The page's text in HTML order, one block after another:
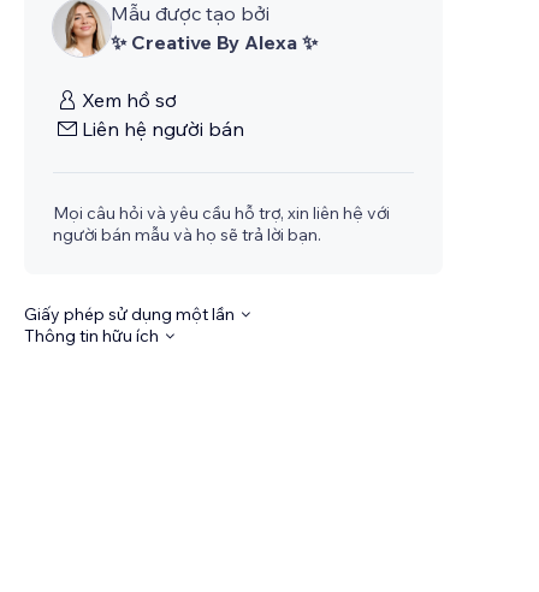
Mẫu được tạo bởi
✨ Creative By Alexa ✨
Xem hồ sơ
Liên hệ người bán
Mọi câu hỏi và yêu cầu hỗ trợ, xin liên hệ với
người bán mẫu và họ sẽ trả lời bạn.
Giấy phép sử dụng một lần
Thông tin hữu ích